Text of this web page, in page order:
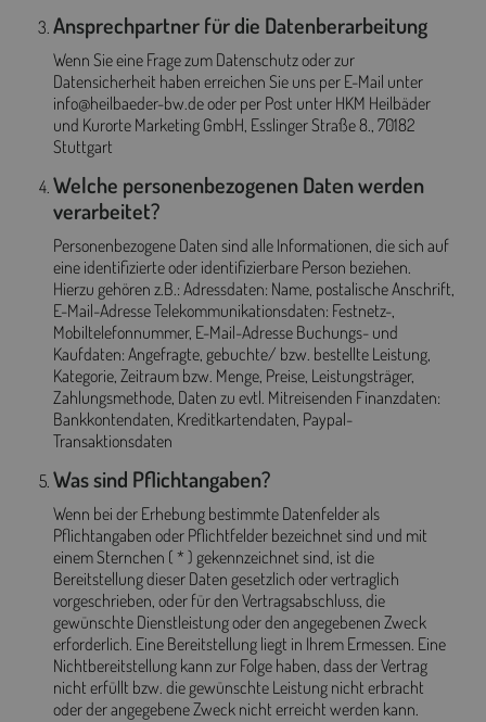
Ansprechpartner für die Datenberarbeitung
Wenn Sie eine Frage zum Datenschutz oder zur
Datensicherheit haben erreichen Sie uns per E-Mail unter
info@heilbaeder-bw.de oder per Post unter HKM Heilbäder
und Kurorte Marketing GmbH, Esslinger Straße 8., 70182
Stuttgart
Welche personenbezogenen Daten werden
verarbeitet?
Personenbezogene Daten sind alle Informationen, die sich auf
eine identifizierte oder identifizierbare Person beziehen.
Hierzu gehören z.B.: Adressdaten: Name, postalische Anschrift,
E-Mail-Adresse Telekommunikationsdaten: Festnetz-,
Mobiltelefonnummer, E-Mail-Adresse Buchungs- und
Kaufdaten: Angefragte, gebuchte/ bzw. bestellte Leistung,
Kategorie, Zeitraum bzw. Menge, Preise, Leistungsträger,
Zahlungsmethode, Daten zu evtl. Mitreisenden Finanzdaten:
Bankkontendaten, Kreditkartendaten, Paypal-
Transaktionsdaten
Was sind Pflichtangaben?
Wenn bei der Erhebung bestimmte Datenfelder als
Pflichtangaben oder Pflichtfelder bezeichnet sind und mit
einem Sternchen ( * ) gekennzeichnet sind, ist die
Bereitstellung dieser Daten gesetzlich oder vertraglich
vorgeschrieben, oder für den Vertragsabschluss, die
gewünschte Dienstleistung oder den angegebenen Zweck
erforderlich. Eine Bereitstellung liegt in Ihrem Ermessen. Eine
Nichtbereitstellung kann zur Folge haben, dass der Vertrag
nicht erfüllt bzw. die gewünschte Leistung nicht erbracht
oder der angegebene Zweck nicht erreicht werden kann.